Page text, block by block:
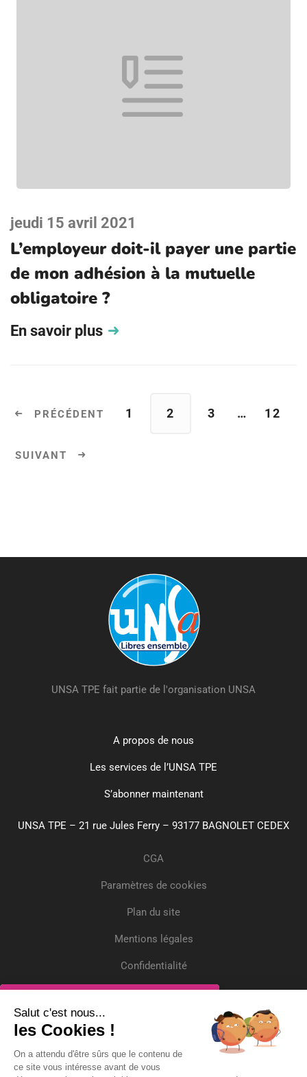
Recevez gratuitement l'actualité et deux
questions/réponses par mois !
jeudi 15 avril 2021
L’employeur doit-il payer une partie
de mon adhésion à la mutuelle
obligatoire ?
En savoir plus
1 2 3 … 12
UNSA TPE fait partie de l'organisation UNSA
A propos de nous
Les services de l’UNSA TPE
S’abonner maintenant
UNSA TPE – 21 rue Jules Ferry – 93177 BAGNOLET CEDEX
CGA
Paramètres de cookies
Plan du site
Mentions légales
Confidentialité
Crédits
Salut c'est nous...
les Cookies !
On a attendu d'être sûrs que le contenu de
ce site vous intéresse avant de vous